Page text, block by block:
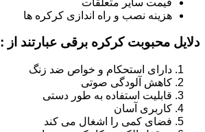
قیمت سایر متعلقات
هزینه نصب و راه اندازی کرکره ها
دلایل محبوبت کرکره برقی عبارتند از :
دارای استحکام و خواص ضد زنگ
کاهش آلودگی صوتی
قابلیت استفاده به طور دستی
کاربری آسان
فضای کمی را اشغال می کند